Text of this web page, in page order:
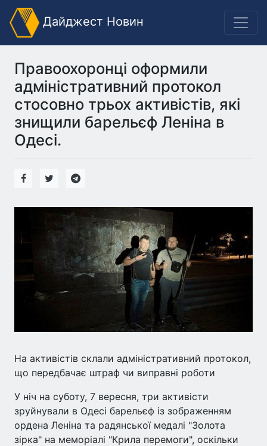
Дайджест Новин
Правоохоронці оформили
адміністративний протокол
стосовно трьох активістів, які
знищили барельєф Леніна в
Одесі.
На активістів склали адміністративний протокол,
що передбачає штраф чи виправні роботи
У ніч на суботу, 7 вересня, три активісти
зруйнували в Одесі барельєф із зображенням
ордена Леніна та радянської медалі "Золота
зірка" на меморіалі "Крила перемоги", оскільки